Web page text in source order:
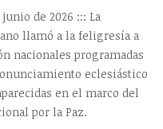
de 2026 ::: La
llamó a la feligresía a
nacionales programadas
eclesiástico
en el marco del
por la Paz.